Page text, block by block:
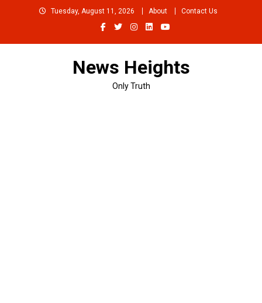
Tuesday, August 11, 2026 About Contact Us
News Heights
Only Truth